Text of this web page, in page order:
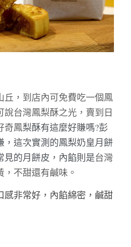
丘，到店內可免費吃一個鳳
說台灣鳳梨酥之光，賣到日
奇鳳梨酥有這麼好賺嗎?彭
，這次實測的鳳梨奶皇月餅
見的月餅皮，內餡則是台灣
不甜還有鹹味。
感非常好，內餡綿密，鹹甜